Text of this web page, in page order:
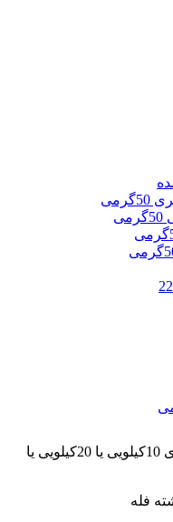
پسته برشته وطعم دارشده که بسته های 10کیلویی یا 20کیلویی یا
فله